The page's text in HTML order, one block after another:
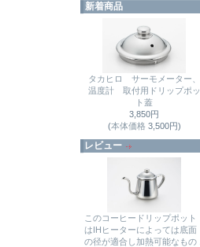
新着商品
タカヒロ サーモメーター、
温度計 取付用ドリップポッ
ト蓋
3,850円
(本体価格3,500円)
レビュー
このコーヒードリップポット
はIHヒーターによっては底面
の径が適合し加熱可能なもの ..